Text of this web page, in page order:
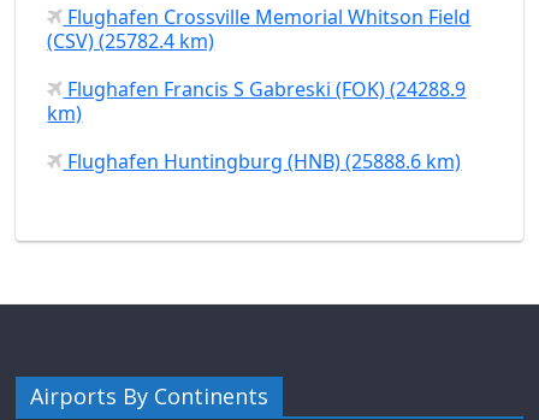
Flughafen Crossville Memorial Whitson Field
(CSV) (25782.4 km)
Flughafen Francis S Gabreski (FOK) (24288.9
km)
Flughafen Huntingburg (HNB) (25888.6 km)
Airports By Continents